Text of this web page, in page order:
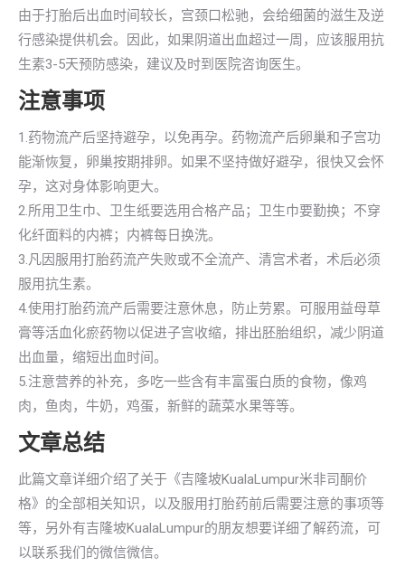
由于打胎后出血时间较长，宫颈口松驰，会给细菌的滋生及逆
行感染提供机会。因此，如果阴道出血超过一周，应该服用抗
生素3-5天预防感染，建议及时到医院咨询医生。
注意事项
1.药物流产后坚持避孕，以免再孕。药物流产后卵巢和子宫功
能渐恢复，卵巢按期排卵。如果不坚持做好避孕，很快又会怀
孕，这对身体影响更大。
2.所用卫生巾、卫生纸要选用合格产品；卫生巾要勤换；不穿
化纤面料的内裤；内裤每日换洗。
3.凡因服用打胎药流产失败或不全流产、清宫术者，术后必须
服用抗生素。
4.使用打胎药流产后需要注意休息，防止劳累。可服用益母草
膏等活血化瘀药物以促进子宫收缩，排出胚胎组织，减少阴道
出血量，缩短出血时间。
5.注意营养的补充，多吃一些含有丰富蛋白质的食物，像鸡
肉，鱼肉，牛奶，鸡蛋，新鲜的蔬菜水果等等。
文章总结
此篇文章详细介绍了关于《吉隆坡KualaLumpur米非司酮价
格》的全部相关知识，以及服用打胎药前后需要注意的事项等
等，另外有吉隆坡KualaLumpur的朋友想要详细了解药流，可
以联系我们的微信微信。